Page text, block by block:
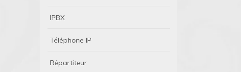
IPBX
Téléphone IP
Répartiteur